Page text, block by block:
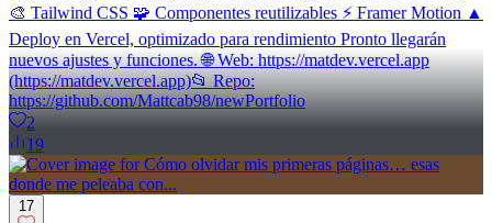
🎨 Tailwind CSS 🧩 Componentes reutilizables ⚡ Framer Motion ▲
Deploy en Vercel, optimizado para rendimiento Pronto llegarán
nuevos ajustes y funciones. 🌐 Web: https://matdev.vercel.app
(https://matdev.vercel.app)📂 Repo:
https://github.com/Mattcab98/newPortfolio
2
19
17